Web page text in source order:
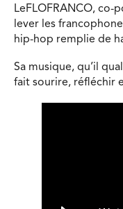
LeFLOFRANCO, co-
lever les
hip-hop remplie de
Sa musique, qu’il
fait sourire, réfléchir